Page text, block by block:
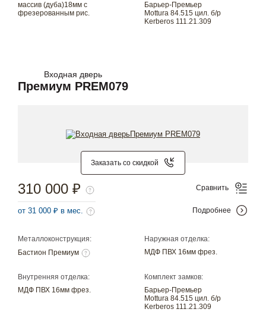
массив (дуба)18мм с
фрезерованным рис.
Барьер-Премьер
Mottura 84.515 цил. б/р
Kerberos 111.21.309
Входная дверь
Премиум PREM079
Заказать со скидкой
Металлоконструкция:
Бастион Премиум
Наружная отделка:
МДФ ПВХ 16мм фрез.
Внутренняя отделка:
МДФ ПВХ 16мм фрез.
Комплект замков:
Барьер-Премьер
Mottura 84.515 цил. б/р
Kerberos 111.21.309
310 000 ₽
от 31 000 ₽ в мес.
Сравнить
Подробнее